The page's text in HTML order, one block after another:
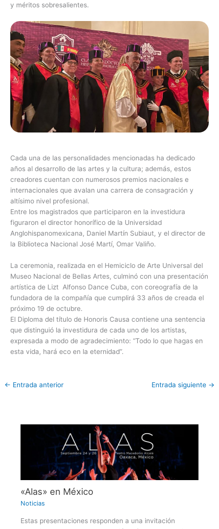
y méritos sobresalientes.
Cada una de las personalidades mencionadas ha dedicado
años al desarrollo de las artes y la cultura; además, estos
creadores cuentan con numerosos premios nacionales e
internacionales que avalan una carrera de consagración y
altísimo nivel profesional.
Entre los magistrados que participaron en la investidura
figuraron el director honorífico de la Universidad
Anglohispanomexicana, Daniel Martín Subiaut, y el director de
la Biblioteca Nacional José Martí, Omar Valiño.
La ceremonia, realizada en el Hemiciclo de Arte Universal del
Museo Nacional de Bellas Artes, culminó con una presentación
artística de Lizt Alfonso Dance Cuba, con coreografía de la
fundadora de la compañía que cumplirá 33 años de creada el
próximo 19 de octubre.
El Diploma del título de Honoris Causa contiene una sentencia
que distinguió la investidura de cada uno de los artistas,
expresada a modo de agradecimiento: “Todo lo que hagas en
esta vida, hará eco en la eternidad”.
← Entrada anterior Entrada siguiente →
«Alas» en México
Noticias
Estas presentaciones responden a una invitación